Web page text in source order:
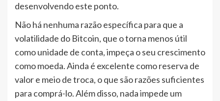
desenvolvendo este ponto.
Não há nenhuma razão específica para que a
volatilidade do Bitcoin, que o torna menos útil
como unidade de conta, impeça o seu crescimento
como moeda. Ainda é excelente como reserva de
valor e meio de troca, o que são razões suficientes
para comprá-lo. Além disso, nada impede um